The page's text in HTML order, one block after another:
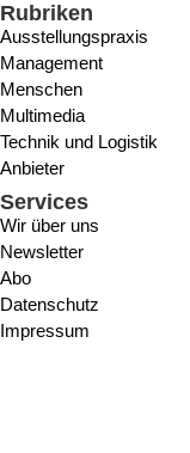
Rubriken
Ausstellungspraxis
Management
Menschen
Multimedia
Technik und Logistik
Anbieter
Services
Wir über uns
Newsletter
Abo
Datenschutz
Impressum